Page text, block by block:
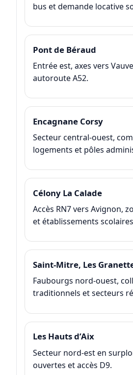
bus et demande locative
Pont de Béraud
Entrée est, axes vers
autoroute A52.
Encagnane Corsy
Secteur central-ouest,
logements et pôles
Célony La Calade
Accès RN7 vers Avignon,
et établissements
Saint-Mitre, Les
Faubourgs nord-ouest,
traditionnels et secteurs
Les Hauts d’Aix
Secteur nord-est en
ouvertes et accès D9.